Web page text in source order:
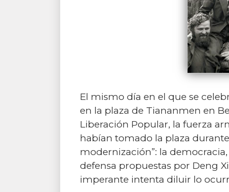
El mismo día en el que se
en la plaza de Tiananmen en
Liberación Popular, la fuerza
habían tomado la plaza
modernización”: la
defensa propuestas por Deng
imperante intenta diluir lo